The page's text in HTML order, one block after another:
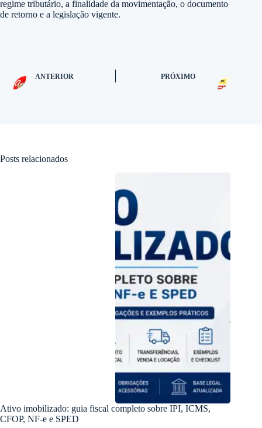
regime tributário, a finalidade da movimentação, o documento
de retorno e a legislação vigente.
ANTERIOR PRÓXIMO
Posts relacionados
Ativo imobilizado: guia fiscal completo sobre IPI, ICMS,
CFOP, NF-e e SPED